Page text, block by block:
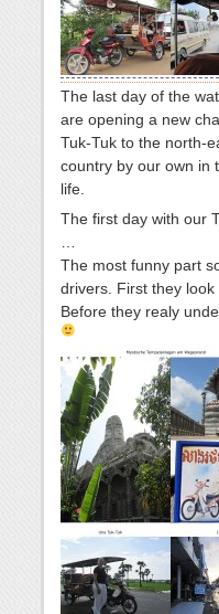
The last day of the
are opening a new
Tuk-Tuk to the north-
country by our own in
life.
The first day with our
The most funny part
drivers. First they
Before they realy